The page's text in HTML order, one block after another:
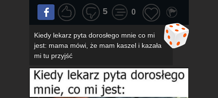
5 0
Kiedy lekarz pyta dorosłego mnie co mi
jest: mama mówi, że mam kaszel i kazała
mi tu przyjść